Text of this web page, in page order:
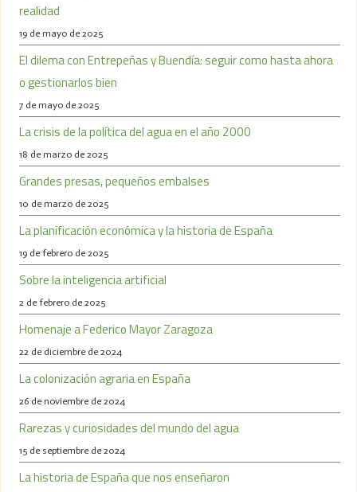
realidad
19 de mayo de 2025
El dilema con Entrepeñas y Buendía: seguir como hasta ahora
o gestionarlos bien
7 de mayo de 2025
La crisis de la política del agua en el año 2000
18 de marzo de 2025
Grandes presas, pequeños embalses
10 de marzo de 2025
La planificación económica y la historia de España
19 de febrero de 2025
Sobre la inteligencia artificial
2 de febrero de 2025
Homenaje a Federico Mayor Zaragoza
22 de diciembre de 2024
La colonización agraria en España
26 de noviembre de 2024
Rarezas y curiosidades del mundo del agua
15 de septiembre de 2024
La historia de España que nos enseñaron